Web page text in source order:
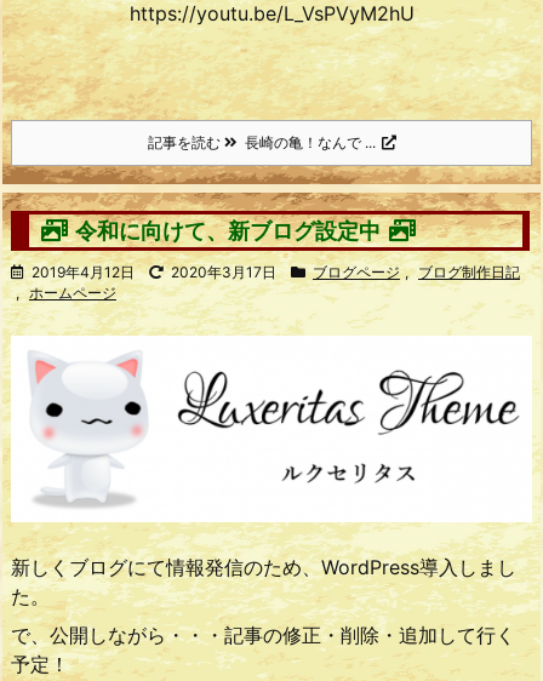
https://youtu.be/L_VsPVyM2hU
記事を読む 長崎の亀！なんで ...
令和に向けて、新ブログ設定中
2019年4月12日 2020年3月17日 ブログページ , ブログ制作日記
, ホームページ
新しくブログにて情報発信のため、WordPress導入しまし
た。
で、公開しながら・・・記事の修正・削除・追加して行く
予定！